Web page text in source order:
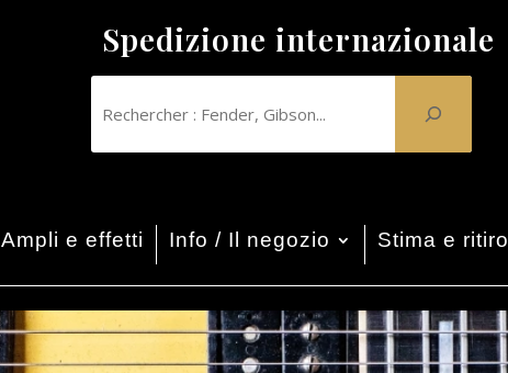
Spedizione internazionale
Ampli e effetti Info / Il negozio Stima e ritiro